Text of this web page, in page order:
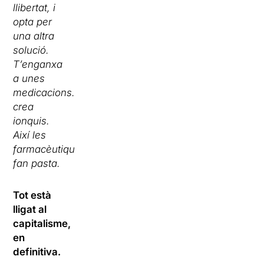
llibertat, i
opta per
una altra
solució.
T’enganxa
a unes
medicacions…
crea
ionquis.
Així les
farmacèutiques
fan pasta.
Tot està
lligat al
capitalisme,
en
definitiva.